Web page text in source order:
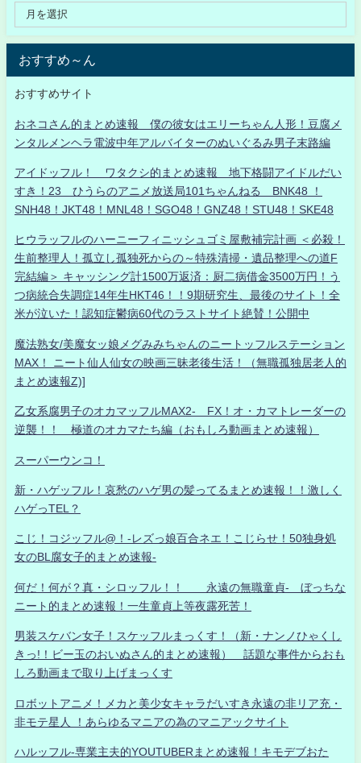
おすすめ～ん
おすすめサイト
おネコさん的まとめ速報 僕の彼女はエリーちゃん人形！豆腐メ
ンタルメンヘラ電波中年アルバイターのぬいぐるみ男子末路編
アイドッフル！ ワタクシ的まとめ速報 地下格闘アイドルだい
すき！23 ひうらのアニメ放送局101ちゃんねる BNK48 ！
SNH48！JKT48！MNL48！SGO48！GNZ48！STU48！SKE48
ヒウラッフルのハーニーフィニッシュゴミ屋敷補完計画 ＜必殺！
生前整理人！孤立し孤独死からの～特殊清掃・遺品整理への道F
完結編＞ キャッシング計1500万返済：厨二病借金3500万円！う
つ病統合失調症14年生HKT46！！9期研究生、最後のサイト！全
米が泣いた！認知症鬱病60代のラストサイト絶賛！公開中
魔法熟女/美魔女ッ娘メグみみちゃんのニートッフルステーション
MAX！ ニート仙人仙女の映画三昧老後生活！（無職孤独居老人的
まとめ速報Z)]
乙女系腐男子のオカマッフルMAX2- FX！オ・カマトレーダーの
逆襲！！ 極道のオカマたち編（おもしろ動画まとめ速報）
スーパーウンコ！
新・ハゲッフル！哀愁のハゲ男の髪ってるまとめ速報！！激しく
ハゲっTEL？
こじ！コジッフル@！-レズっ娘百合ネエ！こじらせ！50独身処
女のBL腐女子的まとめ速報-
何だ！何が？真・シロッフル！！ 永遠の無職童貞- ぼっちな
ニート的まとめ速報！一生童貞上等夜露死苦！
男装スケバン女子！スケッフルまっくす！（新・ナンノひゃくし
きっ!！ビー玉のおいぬさん的まとめ速報） 話題な事件からおも
しろ動画まで取り上げまっくす
ロボットアニメ！メカと美少女キャラだいすき永遠の非リア充・
非モテ星人 ！あらゆるマニアの為のマニアックサイト
ハルッフル-専業主夫的YOUTUBERまとめ速報！キモデブおた